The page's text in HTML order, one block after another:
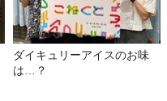
ダイキュリーアイスのお味
は…？